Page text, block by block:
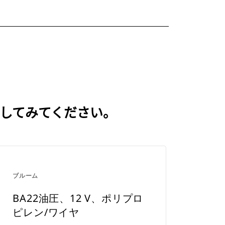
てみてください。
ブルーム
BA22油圧、12 V、ポリプロ
ピレン/ワイヤ